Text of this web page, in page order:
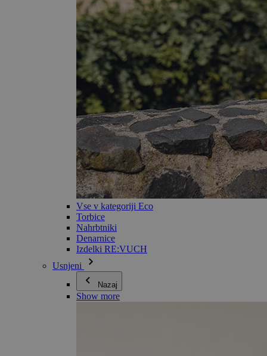
Vse v kategoriji Eco
Torbice
Nahrbtniki
Denarnice
Izdelki RE:VUCH
Usnjeni
Nazaj
Show more